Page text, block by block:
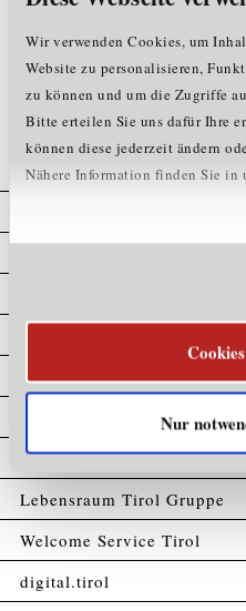
Wir verwenden Cookies, um
Website zu personalisieren,
zu können und um die Zugriffe
Bitte erteilen Sie uns dafür Ihre
können diese jederzeit ändern
Nähere Information finden Sie in
Nur
Kompetenzatlas
Sitemap
Lebensraum Tirol Gruppe
Welcome Service Tirol
digital.tirol